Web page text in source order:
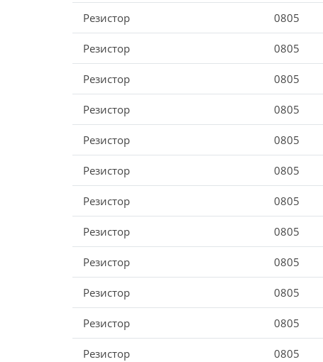
Резистор 0805
Резистор 0805
Резистор 0805
Резистор 0805
Резистор 0805
Резистор 0805
Резистор 0805
Резистор 0805
Резистор 0805
Резистор 0805
Резистор 0805
Резистор 0805